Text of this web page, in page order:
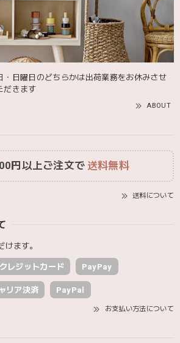
飾るものを引き立ててくれる 木のコンポート台 【Mサイズ】 304955 shesay
10/06
・日曜日のどちらかは出荷業務をお休みさせ
だきます
ABOUT
円以上ご注文で 送料無料
送料について
けます。
クレジットカード PayPay
リア決済 PayPal
お支払い方法について